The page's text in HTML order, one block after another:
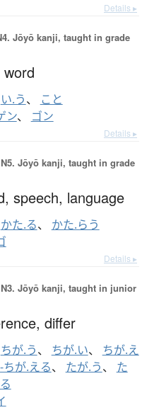
Details ▸
Jōyō kanji, taught in grade
word
い.う、 こと
ン、 ゴン
Details ▸
Jōyō kanji, taught in grade
speech, language
かた.る、 かた.らう
Details ▸
Jōyō kanji, taught in junior
differ
ちが.う、 ちが.い、 ちが.え
-ちが.える、 たが.う、 た